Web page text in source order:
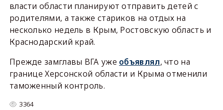
власти области планируют отправить детей с
родителями, а также стариков на отдых на
несколько недель в Крым, Ростовскую область и
Краснодарский край.
Прежде замглавы ВГА уже объявлял, что на
границе Херсонской области и Крыма отменили
таможенный контроль.
3364